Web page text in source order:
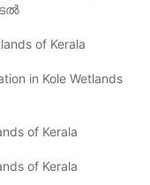
of Kerala
in Kole Wetlands
of Kerala
of Kerala